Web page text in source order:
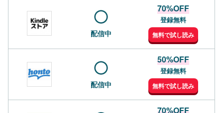
配信中
70%OFF
登録無料
無料で試し読み
配信中
50%OFF
登録無料
無料で試し読み
70%OFF